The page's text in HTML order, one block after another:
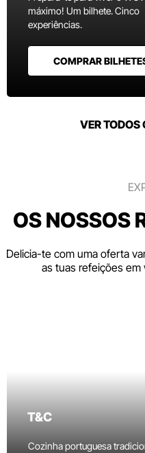
máximo! Um bilhete. Cinco
experiências.
COMPRAR
VER TODOS
OS NOSSOS
Delicia-te com uma oferta
as tuas refeições em
T&C
Cozinha portuguesa